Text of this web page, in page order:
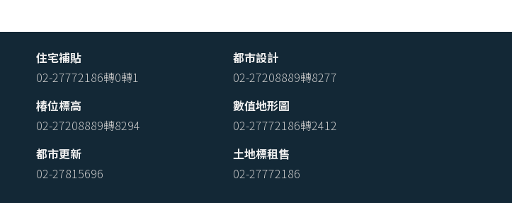
住宅補貼
02-27772186轉0轉1
都市設計
02-27208889轉8277
椿位標高
02-27208889轉8294
數值地形圖
02-27772186轉2412
都市更新
02-27815696
土地標租售
02-27772186